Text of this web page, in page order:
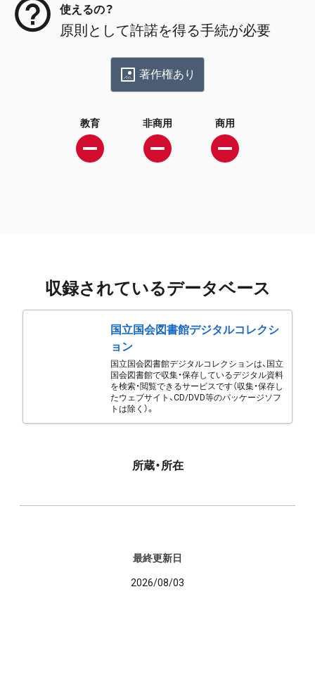
使えるの？
原則として許諾を得る手続が必要
著作権あり
教育 非商用 商用
収録されているデータベース
国立国会図書館デジタルコレクシ
ョン
国立国会図書館デジタルコレクションは、国立
国会図書館で収集・保存しているデジタル資料
を検索・閲覧できるサービスです（収集・保存し
たウェブサイト、CD/DVD等のパッケージソフ
トは除く）。
所蔵・所在
最終更新日
2026/08/03